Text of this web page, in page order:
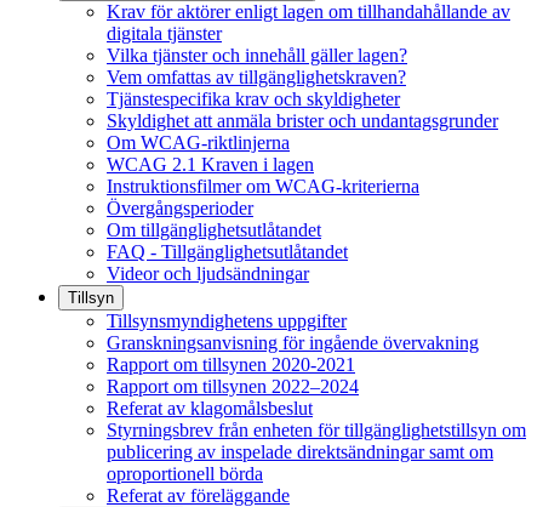
Krav för aktörer enligt lagen om tillhandahållande av
digitala tjänster
Vilka tjänster och innehåll gäller lagen?
Vem omfattas av tillgänglighetskraven?
Tjänstespecifika krav och skyldigheter
Skyldighet att anmäla brister och undantagsgrunder
Om WCAG-riktlinjerna
WCAG 2.1 Kraven i lagen
Instruktionsfilmer om WCAG-kriterierna
Övergångsperioder
Om tillgänglighetsutlåtandet
FAQ - Tillgänglighetsutlåtandet
Videor och ljudsändningar
Tillsyn
Tillsynsmyndighetens uppgifter
Granskningsanvisning för ingående övervakning
Rapport om tillsynen 2020-2021
Rapport om tillsynen 2022–2024
Referat av klagomålsbeslut
Styrningsbrev från enheten för tillgänglighetstillsyn om
publicering av inspelade direktsändningar samt om
oproportionell börda
Referat av föreläggande